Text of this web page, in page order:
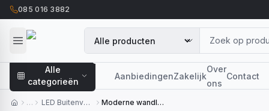
085 016 3882
Alle
categorieën
AanbiedingenZakelijk
Over
ons
Contact
… LED Buitenverlichting
Moderne wandlamp wit, GU10 fitting, Aluminium, IP65